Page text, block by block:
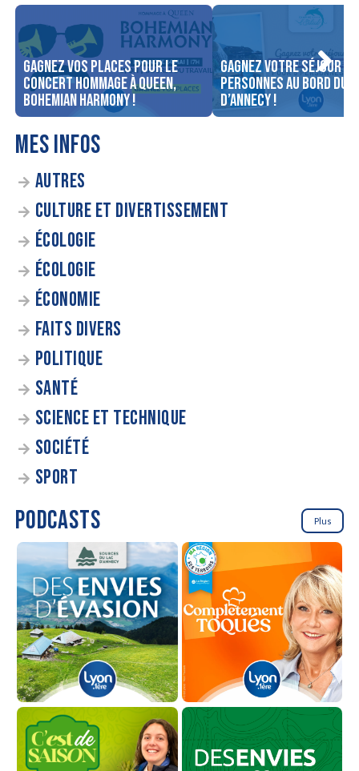
Gagnez vos places pour le
concert Hommage à Queen,
Bohemian Harmony !
Gagnez votre séjour
personnes au bord du
d’Annecy !
MES INFOS
AUTRES
CULTURE ET DIVERTISSEMENT
ÉCOLOGIE
ÉCOLOGIE
ÉCONOMIE
FAITS DIVERS
POLITIQUE
SANTÉ
SCIENCE ET TECHNIQUE
SOCIÉTÉ
SPORT
PODCASTS Plus